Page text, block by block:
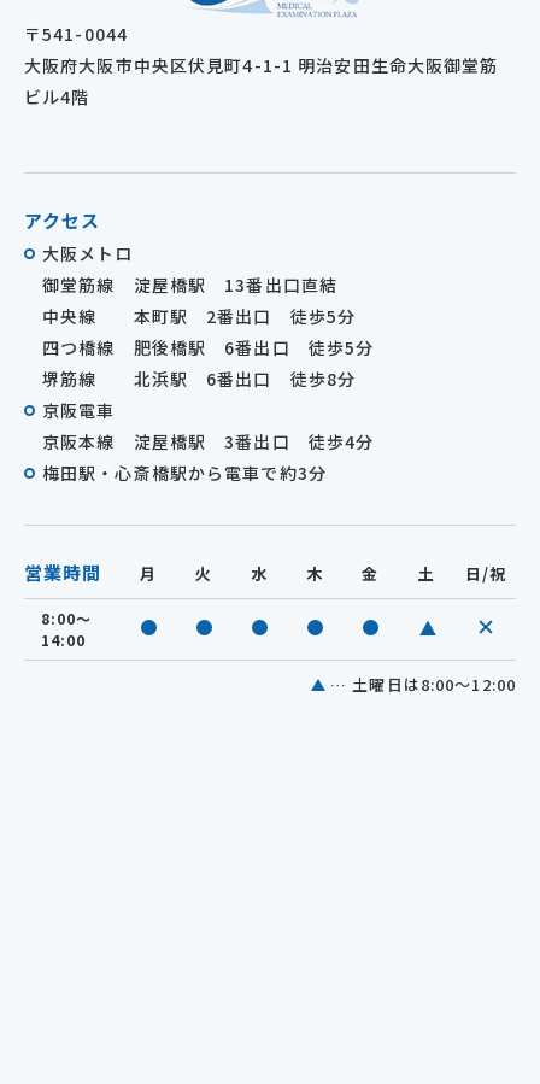
〒541-0044
大阪府大阪市中央区伏見町4-1-1 明治安田生命大阪御堂筋
ビル4階
アクセス
大阪メトロ
御堂筋線 淀屋橋駅 13番出口直結
中央線 本町駅 2番出口 徒歩5分
四つ橋線 肥後橋駅 6番出口 徒歩5分
堺筋線 北浜駅 6番出口 徒歩8分
京阪電車
京阪本線 淀屋橋駅 3番出口 徒歩4分
梅田駅・心斎橋駅から電車で約3分
営業時間 月 火 水 木 金 土 日/祝
8:00～
14:00
療中診療中 診療中 診療中 診療中 休診
… 土曜日は8:00～12:00